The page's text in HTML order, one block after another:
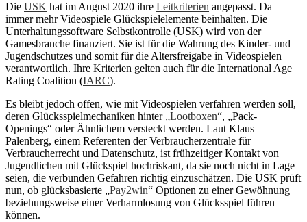
Die USK hat im August 2020 ihre Leitkriterien angepasst. Da
immer mehr Videospiele Glückspielelemente beinhalten. Die
Unterhaltungssoftware Selbstkontrolle (USK) wird von der
Gamesbranche finanziert. Sie ist für die Wahrung des Kinder- und
Jugendschutzes und somit für die Altersfreigabe in Videospielen
verantwortlich. Ihre Kriterien gelten auch für die International Age
Rating Coalition (IARC).
Es bleibt jedoch offen, wie mit Videospielen verfahren werden soll,
deren Glücksspielmechaniken hinter „Lootboxen“, „Pack-
Openings“ oder Ähnlichem versteckt werden. Laut Klaus
Palenberg, einem Referenten der Verbraucherzentrale für
Verbraucherrecht und Datenschutz, ist frühzeitiger Kontakt von
Jugendlichen mit Glückspiel hochriskant, da sie noch nicht in Lage
seien, die verbunden Gefahren richtig einzuschätzen. Die USK prüft
nun, ob glücksbasierte „Pay2win“ Optionen zu einer Gewöhnung
beziehungsweise einer Verharmlosung von Glücksspiel führen
können.